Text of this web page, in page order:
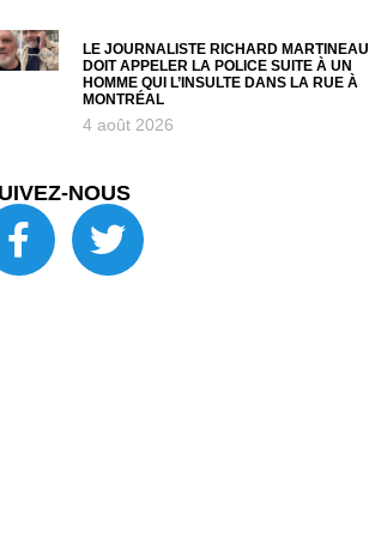
LE JOURNALISTE RICHARD MARTINEAU
DOIT APPELER LA POLICE SUITE À UN
HOMME QUI L’INSULTE DANS LA RUE À
MONTRÉAL
4 août 2026
NOUS